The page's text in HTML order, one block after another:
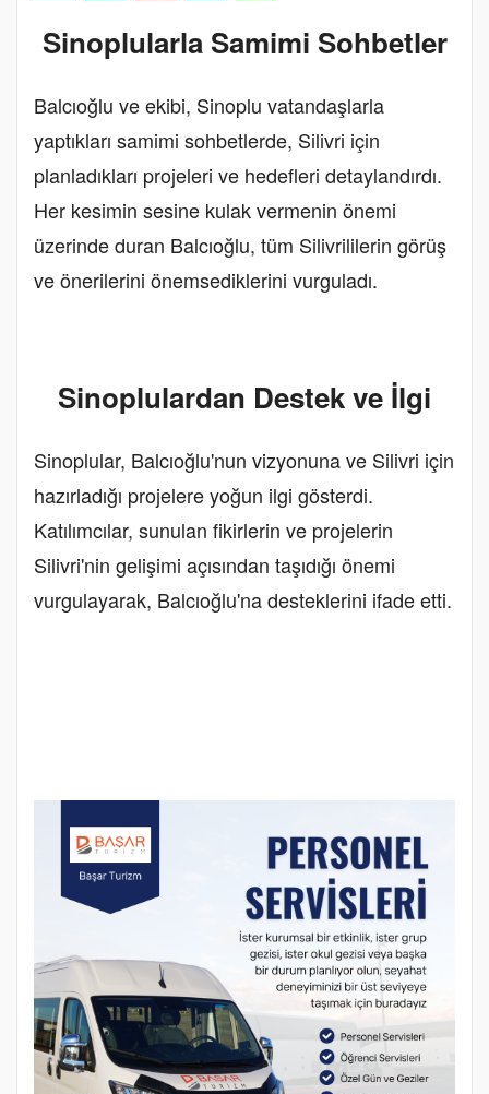
Sinoplularla Samimi Sohbetler
Balcıoğlu ve ekibi, Sinoplu vatandaşlarla
yaptıkları samimi sohbetlerde, Silivri için
planladıkları projeleri ve hedefleri detaylandırdı.
Her kesimin sesine kulak vermenin önemi
üzerinde duran Balcıoğlu, tüm Silivrililerin görüş
ve önerilerini önemsediklerini vurguladı.
Sinoplulardan Destek ve İlgi
Sinoplular, Balcıoğlu'nun vizyonuna ve Silivri için
hazırladığı projelere yoğun ilgi gösterdi.
Katılımcılar, sunulan fikirlerin ve projelerin
Silivri'nin gelişimi açısından taşıdığı önemi
vurgulayarak, Balcıoğlu'na desteklerini ifade etti.